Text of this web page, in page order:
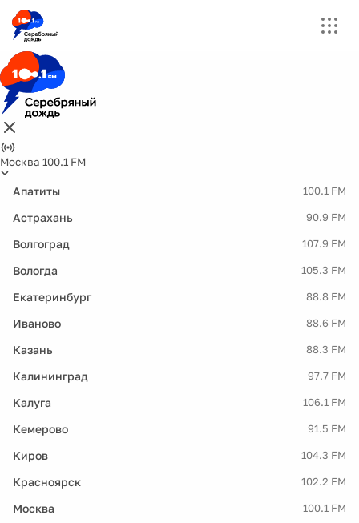
Москва 100.1 FM
Апатиты 100.1 FM
Астрахань 90.9 FM
Волгоград 107.9 FM
Вологда 105.3 FM
Екатеринбург 88.8 FM
Иваново 88.6 FM
Казань 88.3 FM
Калининград 97.7 FM
Калуга 106.1 FM
Кемерово 91.5 FM
Киров 104.3 FM
Красноярск 102.2 FM
Москва 100.1 FM